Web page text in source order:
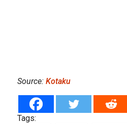
Source: Kotaku
Tags: